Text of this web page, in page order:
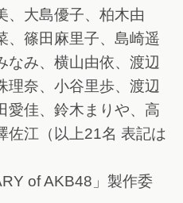
、大島優子、柏木由
、篠田麻里子、島崎遥
なみ、横山由依、渡辺
理奈、小谷里歩、渡辺
愛佳、鈴木まりや、高
佐江（以上21名 表記は
of AKB48」製作委